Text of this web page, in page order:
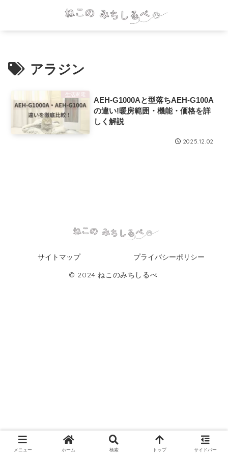
アラジン
生活家電
AEH-G1000Aと型落ちAEH-G100A
の違い!暖房範囲・機能・価格を詳
しく解説
2025.12.02
サイトマップ プライバシーポリシー
© 2024 ねこのみちしるべ.
メニュー ホーム 検索 トップ サイドバー